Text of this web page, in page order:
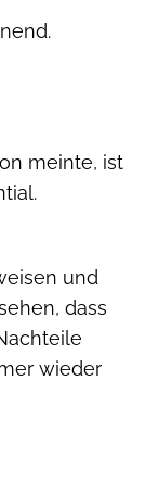
meinte, ist
und
dass
wieder